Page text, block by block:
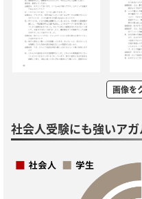
画像を
社会人受験にも強いア